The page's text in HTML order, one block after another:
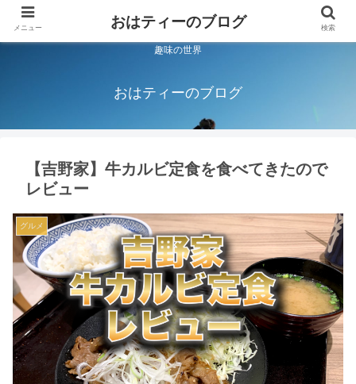
趣味の世界
おはティーのブログ
【吉野家】牛カルビ定食を食べてきたので
レビュー
グルメ
メニュー おはティーのブログ 検索